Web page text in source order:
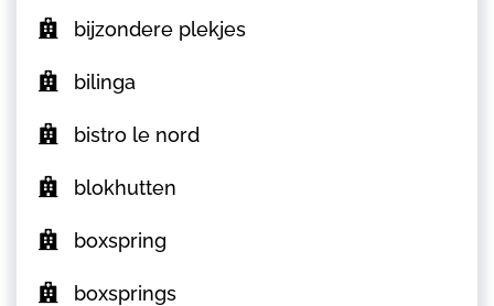
bijzondere plekjes
bilinga
bistro le nord
blokhutten
boxspring
boxsprings